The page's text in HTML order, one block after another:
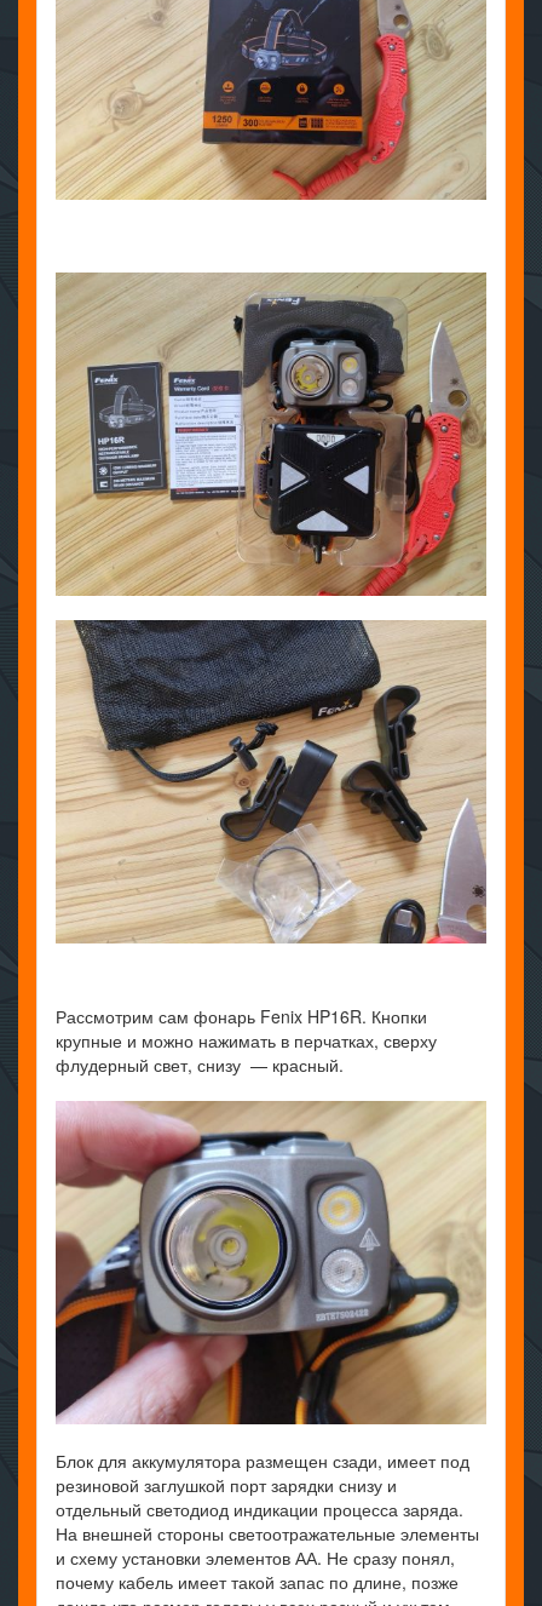
Рассмотрим сам фонарь Fenix HP16R. Кнопки
крупные и можно нажимать в перчатках, сверху
флудерный свет, снизу — красный.
Блок для аккумулятора размещен сзади, имеет под
резиновой заглушкой порт зарядки снизу и
отдельный светодиод индикации процесса заряда.
На внешней стороны светоотражательные элементы
и схему установки элементов АА. Не сразу понял,
почему кабель имеет такой запас по длине, позже